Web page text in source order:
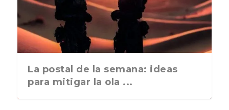
La postal de la semana: ideas
para mitigar la ola ...